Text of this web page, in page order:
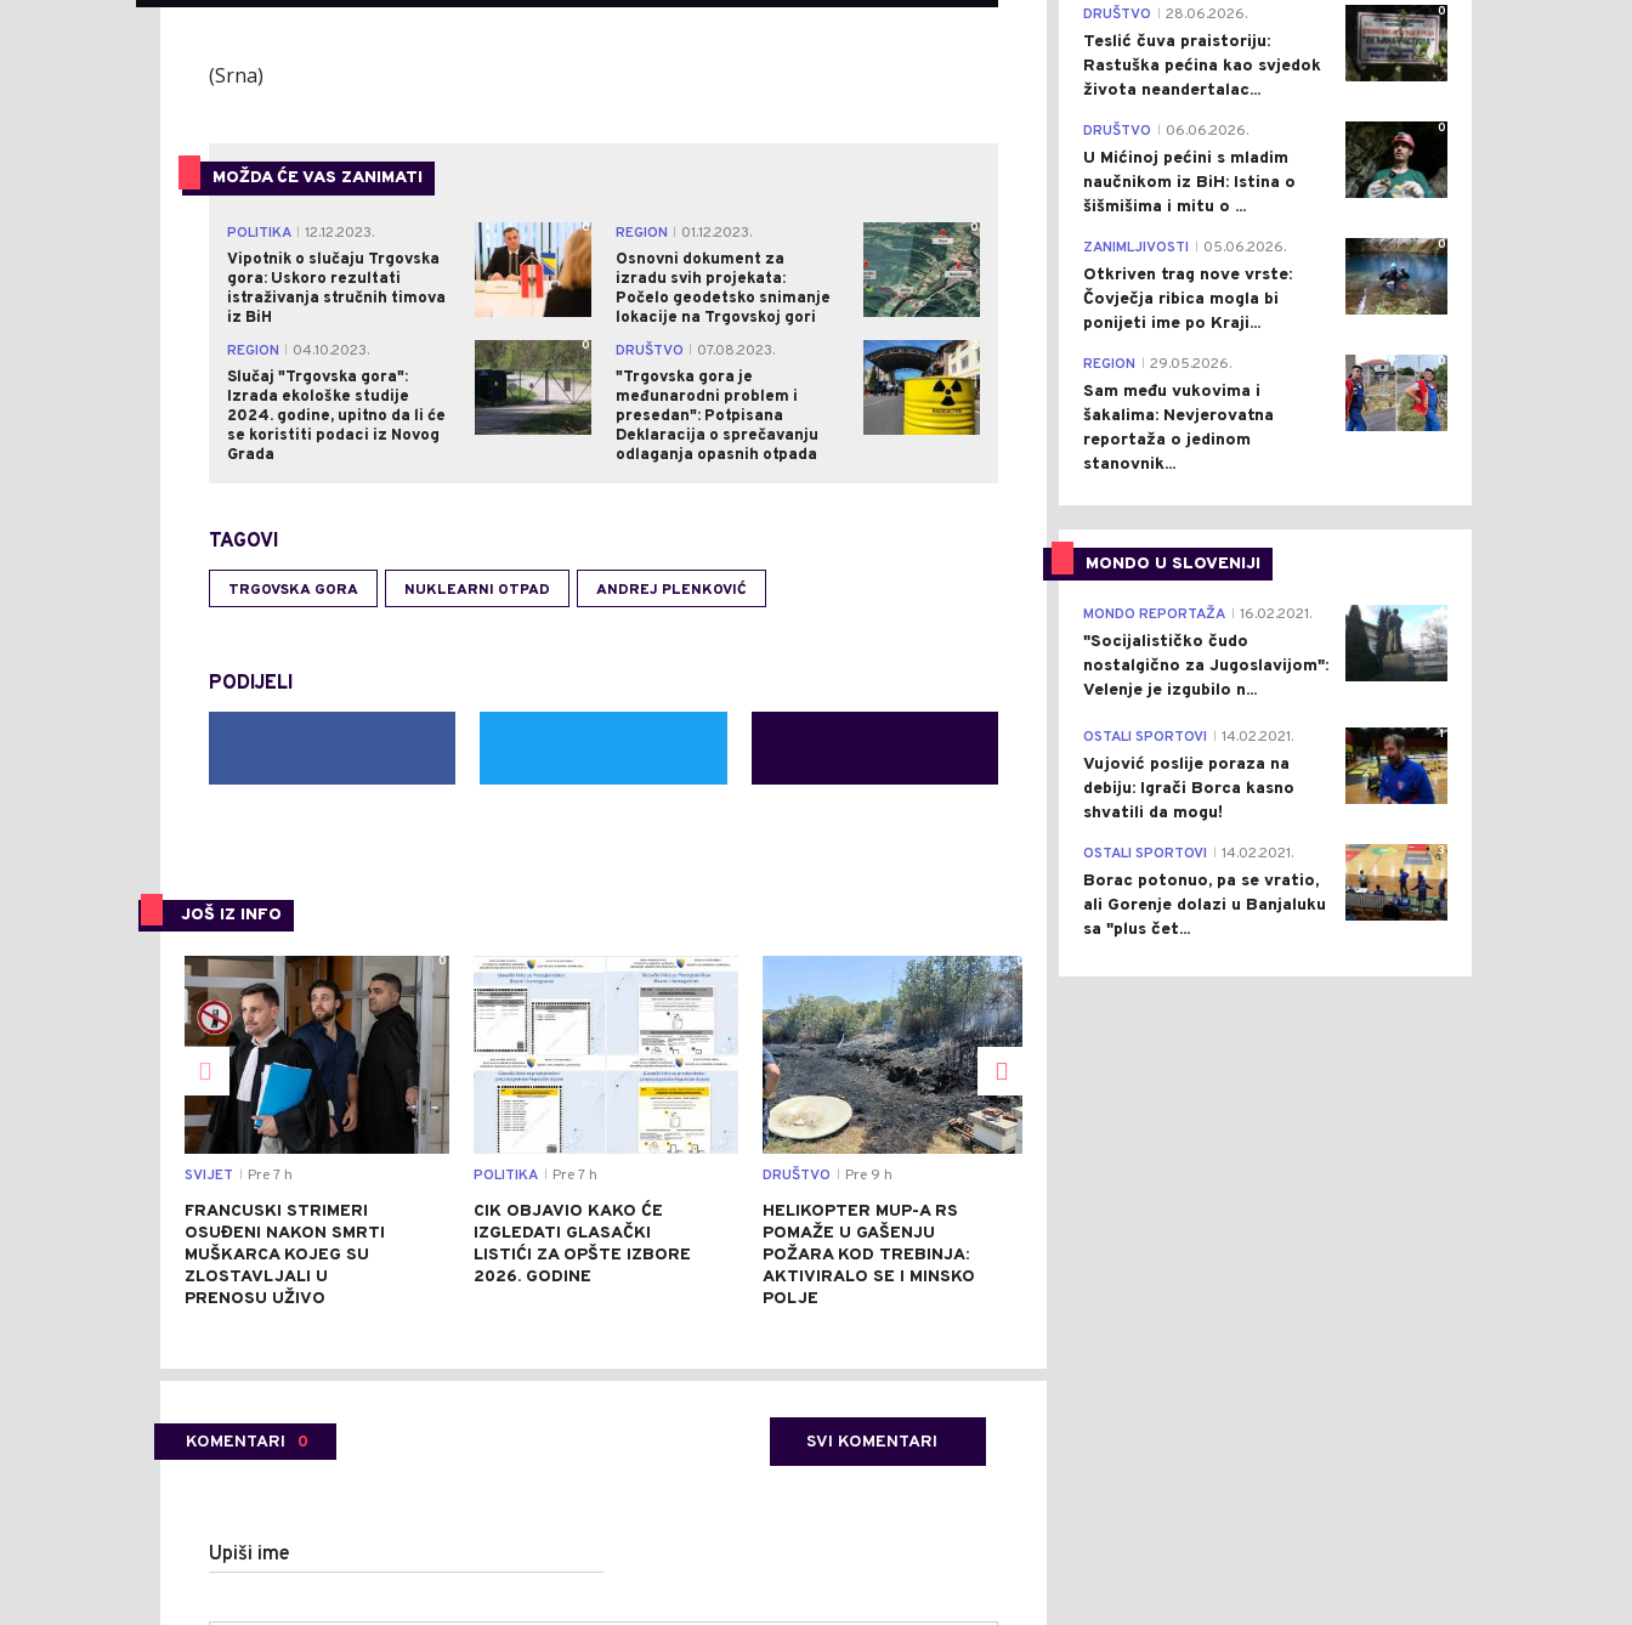
(Srna)
MOŽDA ĆE VAS ZANIMATI
POLITIKA
12.12.2023.
Vipotnik o slučaju Trgovska
gora: Uskoro rezultati
istraživanja stručnih timova
iz BiH
0 REGION
01.12.2023.
Osnovni dokument za
izradu svih projekata:
Počelo geodetsko snimanje
lokacije na Trgovskoj gori
0
REGION
04.10.2023.
Slučaj "Trgovska gora":
Izrada ekološke studije
2024. godine, upitno da li će
se koristiti podaci iz Novog
Grada
0 DRUŠTVO
07.08.2023.
"Trgovska gora je
međunarodni problem i
presedan": Potpisana
Deklaracija o sprečavanju
odlaganja opasnih otpada
2
TAGOVI
TRGOVSKA GORA NUKLEARNI OTPAD ANDREJ PLENKOVIĆ
PODIJELI
JOŠ IZ INFO
0
SVIJET Pre 7 h
FRANCUSKI STRIMERI
OSUĐENI NAKON SMRTI
MUŠKARCA KOJEG SU
ZLOSTAVLJALI U
PRENOSU UŽIVO
0
POLITIKA Pre 7 h
CIK OBJAVIO KAKO ĆE
IZGLEDATI GLASAČKI
LISTIĆI ZA OPŠTE IZBORE
2026. GODINE
0
DRUŠTVO Pre 9 h
HELIKOPTER MUP-A RS
POMAŽE U GAŠENJU
POŽARA KOD TREBINJA:
AKTIVIRALO SE I MINSKO
POLJE
KOMENTARI 0 SVI KOMENTARI
Upiši ime
0
DRUŠTVO 28.06.2026.
Teslić čuva praistoriju:
Rastuška pećina kao svjedok
života neandertalac...
0
DRUŠTVO 06.06.2026.
U Mićinoj pećini s mladim
naučnikom iz BiH: Istina o
šišmišima i mitu o ...
0
ZANIMLJIVOSTI 05.06.2026.
Otkriven trag nove vrste:
Čovječja ribica mogla bi
ponijeti ime po Kraji...
0
REGION 29.05.2026.
Sam među vukovima i
šakalima: Nevjerovatna
reportaža o jedinom
stanovnik...
MONDO U SLOVENIJI
4
MONDO REPORTAŽA 16.02.2021.
"Socijalističko čudo
nostalgično za Jugoslavijom":
Velenje je izgubilo n...
1
OSTALI SPORTOVI 14.02.2021.
Vujović poslije poraza na
debiju: Igrači Borca kasno
shvatili da mogu!
3
OSTALI SPORTOVI 14.02.2021.
Borac potonuo, pa se vratio,
ali Gorenje dolazi u Banjaluku
sa "plus čet...